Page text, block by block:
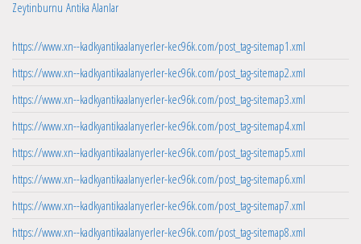
Zeytinburnu Antika Alanlar
https://www.xn--kadkyantikaalanyerler-kec96k.com/post_tag-sitemap1.xml
https://www.xn--kadkyantikaalanyerler-kec96k.com/post_tag-sitemap2.xml
https://www.xn--kadkyantikaalanyerler-kec96k.com/post_tag-sitemap3.xml
https://www.xn--kadkyantikaalanyerler-kec96k.com/post_tag-sitemap4.xml
https://www.xn--kadkyantikaalanyerler-kec96k.com/post_tag-sitemap5.xml
https://www.xn--kadkyantikaalanyerler-kec96k.com/post_tag-sitemap6.xml
https://www.xn--kadkyantikaalanyerler-kec96k.com/post_tag-sitemap7.xml
https://www.xn--kadkyantikaalanyerler-kec96k.com/post_tag-sitemap8.xml